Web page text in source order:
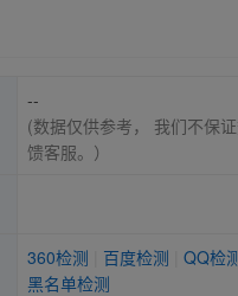
--
(数据仅供参考， 我们不保
馈客服。）
360检测 百度检测
QQ检
黑名单检测